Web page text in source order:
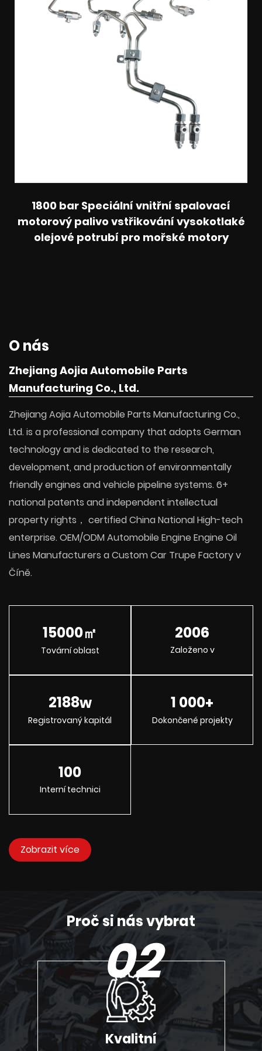
1800 bar Speciální vnitřní spalovací
motorový palivo vstřikování vysokotlaké
olejové potrubí pro mořské motory
O nás
Zhejiang Aojia Automobile Parts
Manufacturing Co., Ltd.
Zhejiang Aojia Automobile Parts Manufacturing Co.,
Ltd. is a professional company that adopts German
technology and is dedicated to the research,
development, and production of environmentally
friendly engines and vehicle pipeline systems. 6+
national patents and independent intellectual
property rights， certified China National High-tech
enterprise.OEM/ODM Automobile Engine Engine Oil
Lines Manufacturers a Custom Car Trupe Factory v
Číně.
15000㎡
Tovární oblast
2006
Založeno v
2188w
Registrovaný kapitál
1 000+
Dokončené projekty
100
Interní technici
Zobrazit více
Proč si nás vybrat
02
Kvalitní